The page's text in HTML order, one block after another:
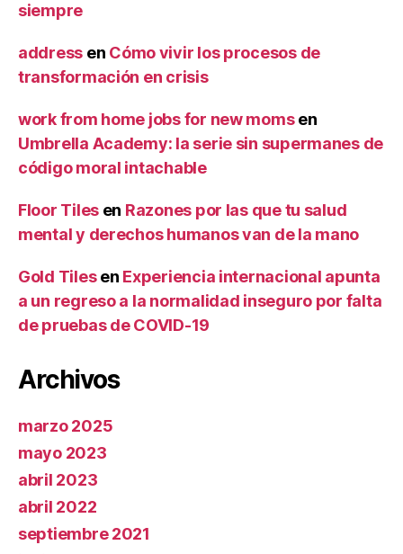
siempre
address en Cómo vivir los procesos de
transformación en crisis
work from home jobs for new momsen
Umbrella Academy: la serie sin supermanes de
código moral intachable
Floor Tiles en Razones por las que tu salud
mental y derechos humanos van de la mano
Gold Tilesen Experiencia internacional apunta
a un regreso a la normalidad inseguro por falta
de pruebas de COVID-19
Archivos
marzo 2025
mayo 2023
abril 2023
abril 2022
septiembre 2021